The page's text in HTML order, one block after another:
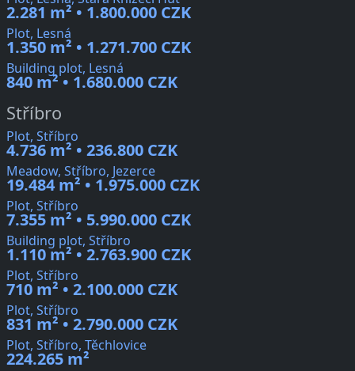
2.281 m² • 1.800.000 CZK
Plot, Lesná
1.350 m² • 1.271.700 CZK
Building plot, Lesná
840 m² • 1.680.000 CZK
Stříbro
Plot, Stříbro
4.736 m² • 236.800 CZK
Meadow, Stříbro, Jezerce
19.484 m² • 1.975.000 CZK
Plot, Stříbro
7.355 m² • 5.990.000 CZK
Building plot, Stříbro
1.110 m² • 2.763.900 CZK
Plot, Stříbro
710 m² • 2.100.000 CZK
Plot, Stříbro
831 m² • 2.790.000 CZK
Plot, Stříbro, Těchlovice
224.265 m²